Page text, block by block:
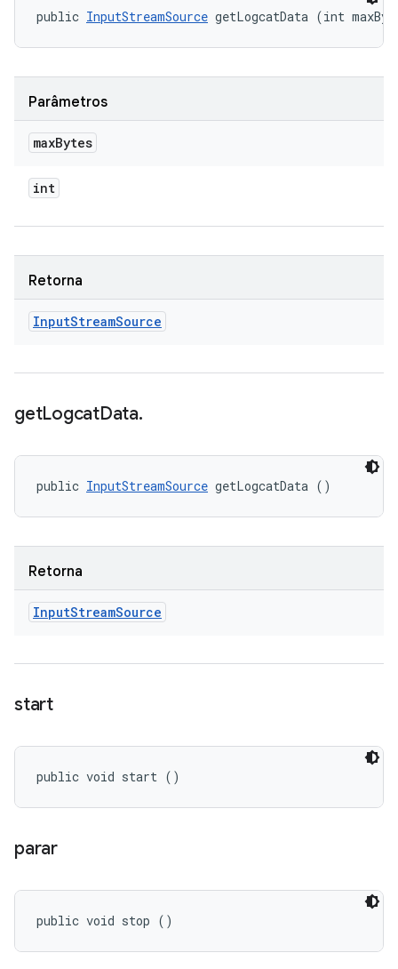
public InputStreamSource getLogcatData (int
Parâmetros
maxBytes
int
Retorna
InputStreamSource
getLogcatData.
public InputStreamSource getLogcatData ()
Retorna
InputStreamSource
start
public void start ()
parar
public void stop ()